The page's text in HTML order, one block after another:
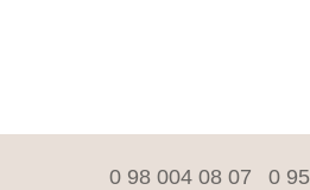
0 98 004 08 07 0